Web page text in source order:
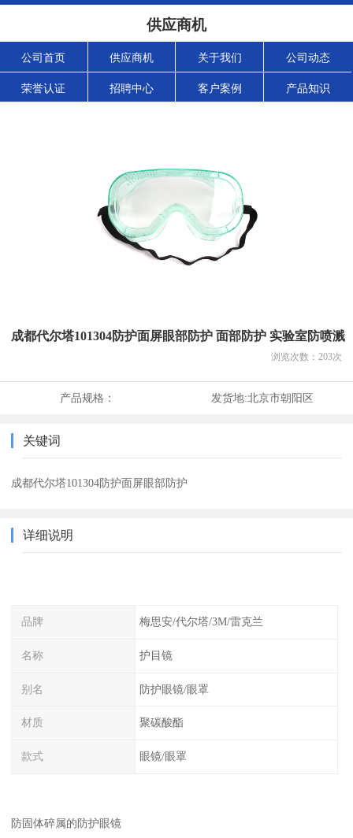
供应商机
公司首页 供应商机 关于我们 公司动态
荣誉认证 招聘中心 客户案例 产品知识
成都代尔塔101304防护面屏眼部防护 面部防护 实验室防喷溅
浏览次数： 203次
产品规格： 发货地:北京市朝阳区
关键词
成都代尔塔101304防护面屏眼部防护
详细说明
品牌 梅思安/代尔塔/3M/雷克兰
名称 护目镜
别名 防护眼镜/眼罩
材质 聚碳酸酯
款式 眼镜/眼罩
防固体碎属的防护眼镜